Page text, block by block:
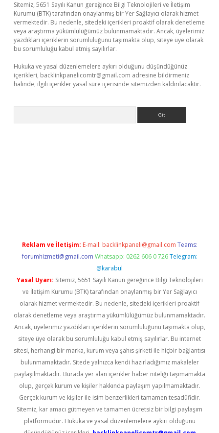
Sitemiz, 5651 Sayılı Kanun gereğince Bilgi Teknolojileri ve İletişim
Kurumu (BTK) tarafından onaylanmış bir Yer Sağlayıcı olarak hizmet
vermektedir. Bu nedenle, sitedeki içerikleri proaktif olarak denetleme
veya araştırma yükümlülüğümüz bulunmamaktadır. Ancak, üyelerimiz
yazdıkları içeriklerin sorumluluğunu taşımakta olup, siteye üye olarak
bu sorumluluğu kabul etmiş sayılırlar.
Hukuka ve yasal düzenlemelere aykırı olduğunu düşündüğünüz
içerikleri, backlinkpanelicomtr@gmail.com adresine bildirmeniz
halinde, ilgili içerikler yasal süre içerisinde sitemizden kaldırılacaktır.
Reklam ve İletişim: E-mail: backlinkpaneli@gmail.com Teams:
forumhizmeti@gmail.com Whatsapp: 0262 606 0 726 Telegram:
@karabul
Yasal Uyarı: Sitemiz, 5651 Sayılı Kanun gereğince Bilgi Teknolojileri
ve İletişim Kurumu (BTK) tarafından onaylanmış bir Yer Sağlayıcı
olarak hizmet vermektedir. Bu nedenle, sitedeki içerikleri proaktif
olarak denetleme veya araştırma yükümlülüğümüz bulunmamaktadır.
Ancak, üyelerimiz yazdıkları içeriklerin sorumluluğunu taşımakta olup,
siteye üye olarak bu sorumluluğu kabul etmiş sayılırlar. Bu internet
sitesi, herhangi bir marka, kurum veya şahıs şirketi ile hiçbir bağlantısı
bulunmamaktadır. Sitede yalnızca kendi hazırladığımız makaleler
paylaşılmaktadır. Burada yer alan içerikler haber niteliği taşımamakta
olup, gerçek kurum ve kişiler hakkında paylaşım yapılmamaktadır.
Gerçek kurum ve kişiler ile isim benzerlikleri tamamen tesadüfidir.
Sitemiz, kar amacı gütmeyen ve tamamen ücretsiz bir bilgi paylaşım
platformudur. Hukuka ve yasal düzenlemelere aykırı olduğunu